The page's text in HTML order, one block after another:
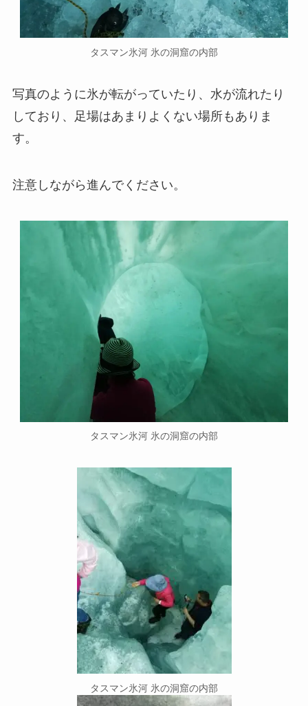
タスマン氷河 氷の洞窟の内部
写真のように氷が転がっていたり、水が流れたり
しており、足場はあまりよくない場所もありま
す。
注意しながら進んでください。
タスマン氷河 氷の洞窟の内部
タスマン氷河 氷の洞窟の内部